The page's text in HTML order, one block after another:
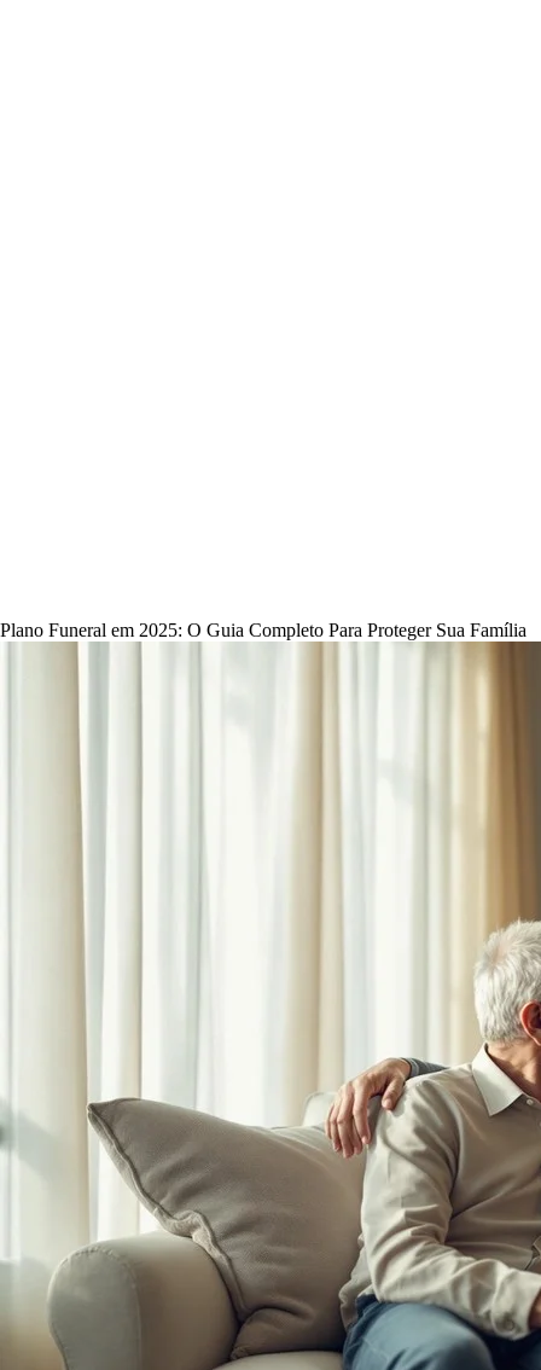
Plano Funeral em 2025: O Guia Completo Para Proteger Sua Família